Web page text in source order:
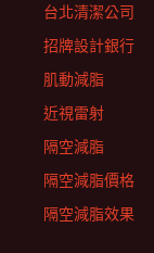
台北清潔公司
招牌設計銀行
肌動減脂
近視雷射
隔空減脂
隔空減脂價格
隔空減脂效果